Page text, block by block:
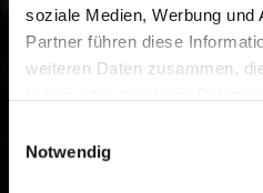
soziale Medien, Werbung und
Partner führen diese
weiteren Daten zusammen,
Notwendig